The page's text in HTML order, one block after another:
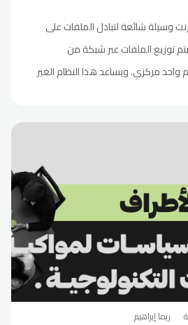
وسيلة شائعة لتبادل الملفات على
توزيع الملفات عبر شبكة من
مركزي. ويساعد هذا النظام الغير
ريما إبراهيم